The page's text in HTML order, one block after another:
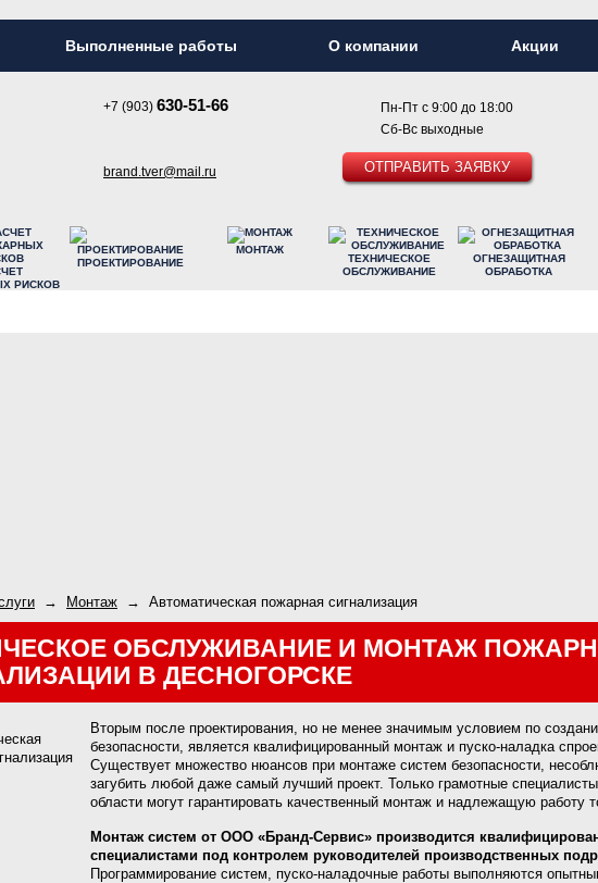
Выполненные работы О компании Акции
+7 (903) 630-51-66
brand.tver@mail.ru
Пн-Пт с 9:00 до 18:00
Сб-Вс выходные
ОТПРАВИТЬ ЗАЯВКУ
РИСКОВ
ПРОЕКТИРОВАНИЕ
МОНТАЖ
ТЕХНИЧЕСКОЕ
ОБСЛУЖИВАНИЕ
ОГНЕЗАЩИТНАЯ
ОБРАБОТКА
→ Монтаж → Автоматическая пожарная сигнализация
ОБСЛУЖИВАНИЕ И МОНТАЖ
В ДЕСНОГОРСКЕ
Вторым после проектирования, но не менее значимым условием по
безопасности, является квалифицированный монтаж и пуско-наладка
Существует множество нюансов при монтаже систем безопасности,
загубить любой даже самый лучший проект. Только грамотные
области могут гарантировать качественный монтаж и надлежащую работу
Монтаж систем от ООО «Бранд-Сервис» производится
специалистами под контролем руководителей производственных
Программирование систем, пуско-наладочные работы выполняются